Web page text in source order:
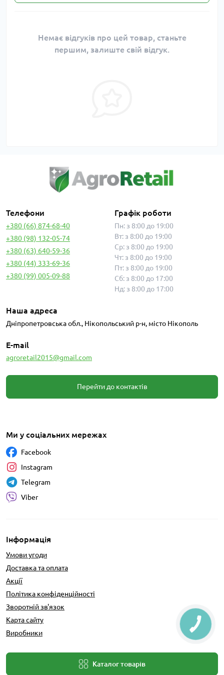
Немає відгуків про цей товар, станьте
першим, залиште свій відгук.
Телефони
+380 (66) 874-68-40
+380 (98) 132-05-74
+380 (63) 640-59-36
+380 (44) 333-69-36
+380 (99) 005-09-88
Графік роботи
Пн: з 8:00 до 19:00
Вт: з 8:00 до 19:00
Ср: з 8:00 до 19:00
Чт: з 8:00 до 19:00
Пт: з 8:00 до 19:00
Сб: з 8:00 до 17:00
Нд: з 8:00 до 17:00
Наша адреса
Дніпропетровська обл., Нікопольський р-н, місто Нікополь
E-mail
agroretail2015@gmail.com
Перейти до контактів
Інформація
Умови угоди
Доставка та оплата
Акції
Політика конфіденційності
Зворотній зв'язок
Карта сайту
Виробники
Каталог товарів
Ми у соціальних мережах
Facebook
Instagram
Telegram
Viber